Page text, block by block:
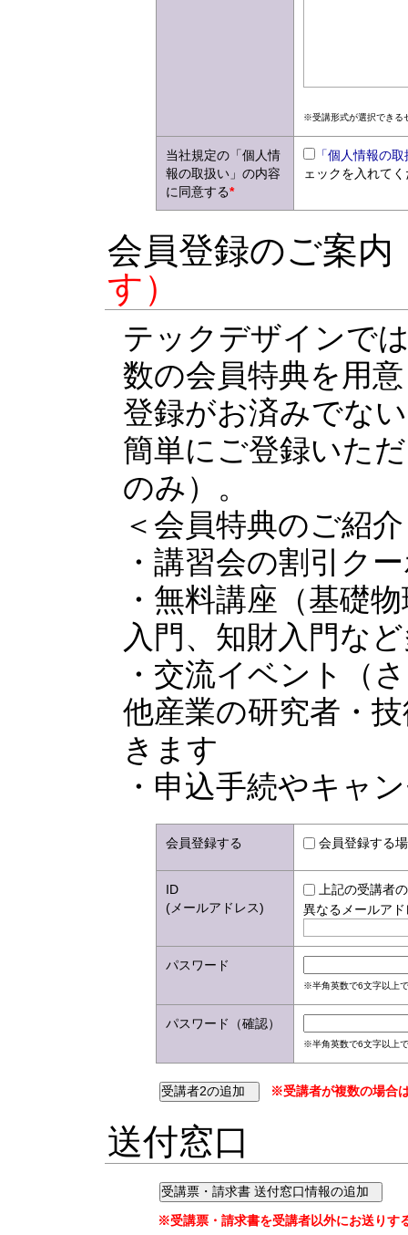
※受講形式が選択できる
当社規定の「個人情
報の取扱い」の内容
に同意する*
「個人情報の
ェックを入れて
会員登録のご案内
す）
テックデザインで
数の会員特典を用
登録がお済みでな
簡単にご登録いた
のみ）。
＜会員特典のご紹
・講習会の割引ク
・無料講座（基礎
入門、知財入門な
・交流イベント（
他産業の研究者・
きます
・申込手続やキャ
会員登録する 会員登録する
ID
(メールアドレス)
上記の受講者
異なるメールア
パスワード
※半角英数で6文字以上
パスワード（確認）
※半角英数で6文字以上
※受講者が複数の場合
送付窓口
※受講票・請求書を受講者以外にお送りす